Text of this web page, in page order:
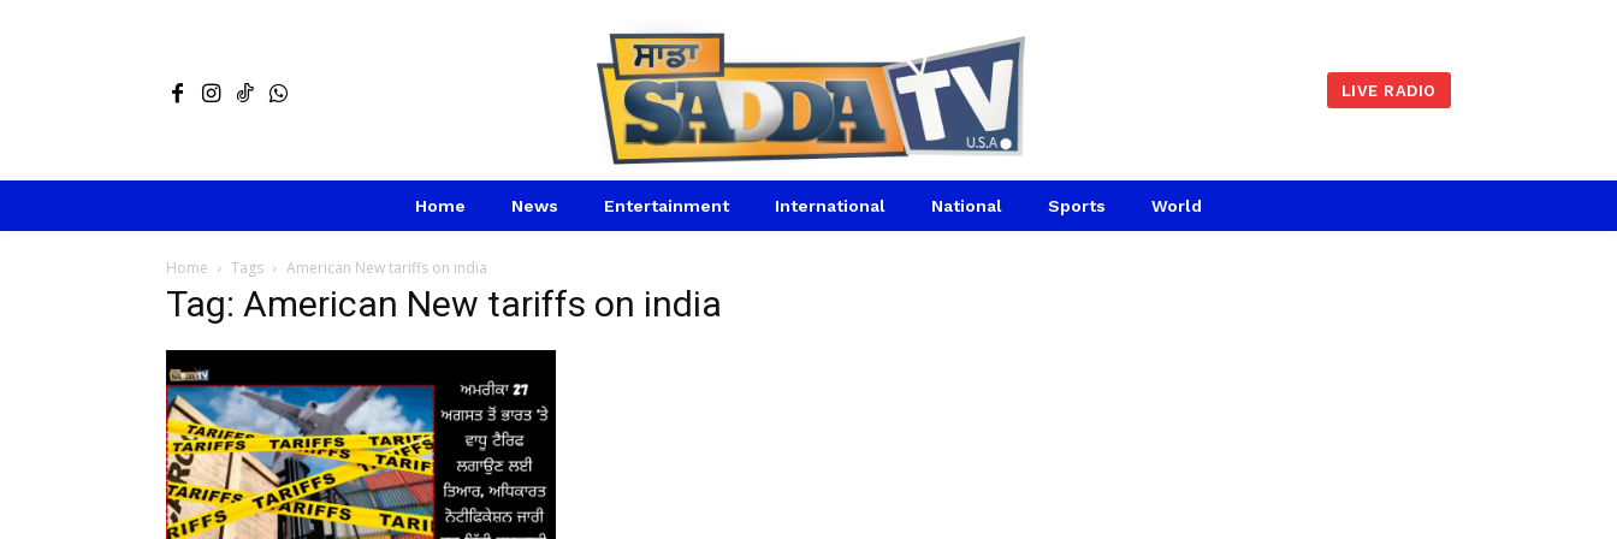
LIVE RADIO
Home News Entertainment International National Sports World
Home Tags American New tariffs on india
Tag: American New tariffs on india